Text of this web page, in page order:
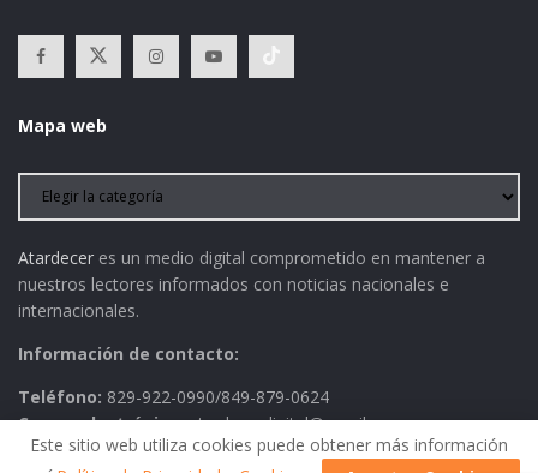
Mapa web
Atardecer es un medio digital comprometido en mantener a
nuestros lectores informados con noticias nacionales e
internacionales.
Información de contacto:
Teléfono: 829-922-0990/849-879-0624
Correo electrónico:atardecerdigital@gmail.com
Este sitio web utiliza cookies puede obtener más información